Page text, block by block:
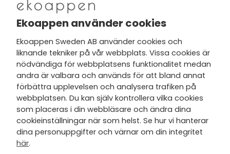
Nytt från Ekoappen
Jag har tagit del av Ekoappens
personuppgifts- och
integritetspolicyoch tar gärna del
av nyheter, hälsotips och exklusiva
erbjudanden via min e-post.
Ekoappen använder cookies
Ekoappen Sweden AB använder cookies och
liknande tekniker på vår webbplats. Vissa cookies är
nödvändiga för webbplatsens funktionalitet medan
andra är valbara och används för att bland annat
förbättra upplevelsen och analysera trafiken på
webbplatsen. Du kan själv kontrollera vilka cookies
som placeras i din webbläsare och ändra dina
cookieinställningar när som helst. Se hur vi hanterar
dina personuppgifter och värnar om din integritet
här.